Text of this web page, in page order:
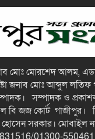
Peut As Période
Casino De Jeux
Mon Mobile
Claim Bonus
Non Top-Up
Qbet Online
Unie Try It Now
মোঃ মোরশেদ আলম,
জনাব মোঃ আব্দুল লতিফ
সম্পাদক। সম্পাদক ও
বি জজ কোর্ট গাজীপুর।
সরকার। মোবাইল